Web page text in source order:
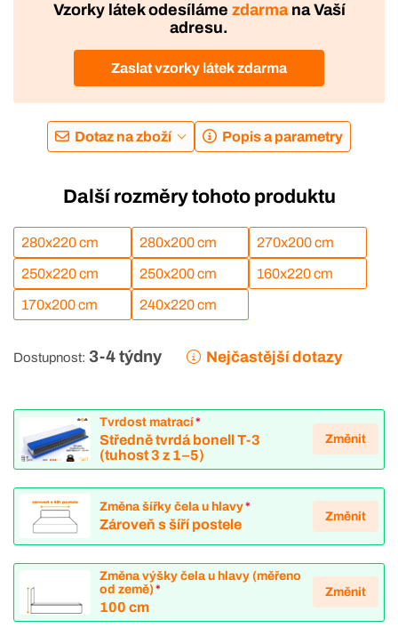
Vzorky látek odesíláme zdarmana Vaší
adresu.
Zaslat vzorky látek zdarma
Dotaz na zboží Popis a parametry
Další rozměry tohoto produktu
280x220 cm 280x200 cm 270x200 cm
250x220 cm 250x200 cm 160x220 cm
170x200 cm 240x220 cm
Dostupnost: 3-4 týdny Nejčastější dotazy
Tvrdost matrací*
Středně tvrdá bonell T-3
(tuhost 3 z 1–5)
Změnit
Změna šířky čela u hlavy*
Zároveň s šíří postele
Změnit
Změna výšky čela u hlavy (měřeno
od země)*
100 cm
Změnit